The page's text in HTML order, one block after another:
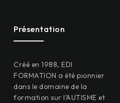
Présentation
Créé en 1988, EDI
FORMATION a été pionnier
dans le domaine de la
formation sur l’AUTISME et